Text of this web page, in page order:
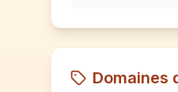
Domaines